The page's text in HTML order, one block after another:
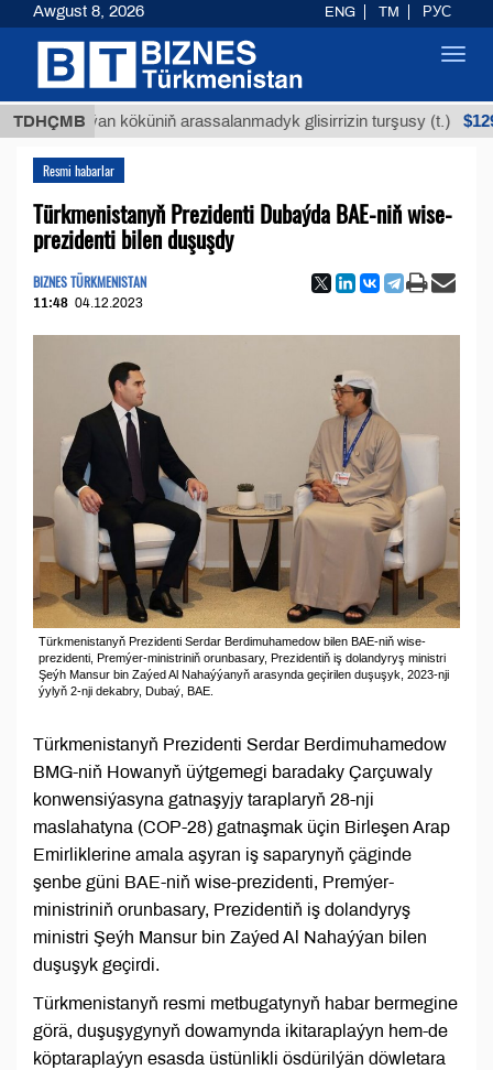
TDHÇMB
Buýan köküniň arassalanmadyk glisirrizin turşusy (t.) $12935,18
Resmi habarlar
Türkmenistanyň Prezidenti Dubaýda BAE-niň wise-
prezidenti bilen duşuşdy
BIZNES TÜRKMENISTAN
11:48 04.12.2023
Türkmenistanyň Prezidenti Serdar Berdimuhamedow bilen BAE-niň wise-
prezidenti, Premýer-ministriniň orunbasary, Prezidentiň iş dolandyryş ministri
Şeýh Mansur bin Zaýed Al Nahaýýanyň arasynda geçirilen duşuşyk, 2023-nji
ýylyň 2-nji dekabry, Dubaý, BAE.
Türkmenistanyň Prezidenti Serdar Berdimuhamedow
BMG-niň Howanyň üýtgemegi baradaky Çarçuwaly
konwensiýasyna gatnaşyjy taraplaryň 28-nji
maslahatyna (COP-28) gatnaşmak üçin Birleşen Arap
Emirliklerine amala aşyran iş saparynyň çäginde
şenbe güni BAE-niň wise-prezidenti, Premýer-
ministriniň orunbasary, Prezidentiň iş dolandyryş
ministri Şeýh Mansur bin Zaýed Al Nahaýýan bilen
duşuşyk geçirdi.
Türkmenistanyň resmi metbugatynyň habar bermegine
görä, duşuşygynyň dowamynda ikitaraplaýyn hem-de
köptaraplaýyn esasda üstünlikli ösdürilýän döwletara
Awgust 8, 2026 ENG TM РУС